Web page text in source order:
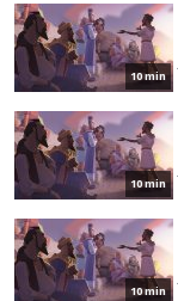
10 min
10 min
10 min